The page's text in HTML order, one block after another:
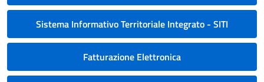
Sistema Informativo Territoriale Integrato - SITI
Fatturazione Elettronica